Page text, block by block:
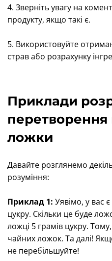
4. Зверніть увагу на
продукту, якщо такі є.
5. Використовуйте
страв або розрахунку
Приклади
перетворення
ложки
Давайте розглянемо
розуміння:
Приклад 1: Уявімо, у вас
цукру. Скільки це буде
ложці 5 грамів цукру.
чайних ложок. Та далі!
не перебільшуйте!